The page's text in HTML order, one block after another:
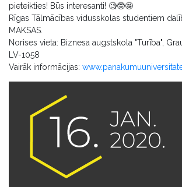
pieteikties! Būs interesanti! 🧐🤓🤩
Rīgas Tālmācības vidusskolas studentiem
MAKSAS.
Norises vieta: Biznesa augstskola "Turība",
LV-1058
Vairāk informācijas: